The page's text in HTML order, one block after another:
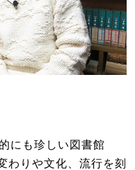
にも珍しい図書館
わりや文化、流行を刻